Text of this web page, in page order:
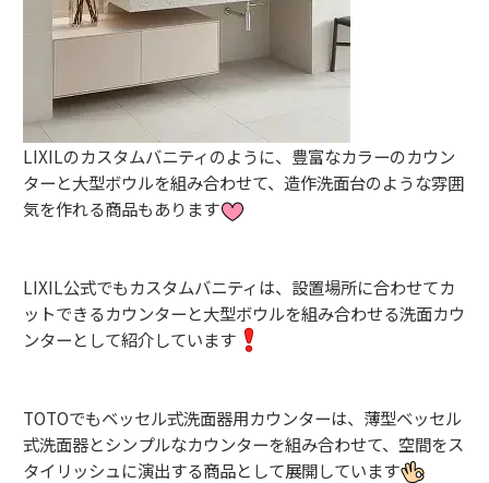
LIXILのカスタムバニティのように、豊富なカラーのカウン
ターと大型ボウルを組み合わせて、造作洗面台のような雰囲
気を作れる商品もあります
LIXIL公式でもカスタムバニティは、設置場所に合わせてカ
ットできるカウンターと大型ボウルを組み合わせる洗面カウ
ンターとして紹介しています
TOTOでもベッセル式洗面器用カウンターは、薄型ベッセル
式洗面器とシンプルなカウンターを組み合わせて、空間をス
タイリッシュに演出する商品として展開しています